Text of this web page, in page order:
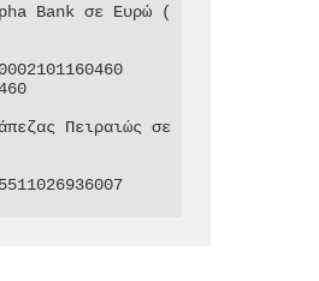
Bank σε Ευρώ (
Πειραιώς σε